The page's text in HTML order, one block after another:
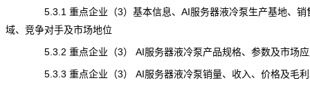
5.3.1 重点企业（3）基本信息、AI服务器液冷泵生产基地、销
域、竞争对手及市场地位
5.3.2 重点企业（3） AI服务器液冷泵产品规格、参数及市场应
5.3.3 重点企业（3） AI服务器液冷泵销量、收入、价格及毛利